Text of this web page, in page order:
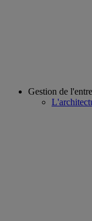
Gestion de